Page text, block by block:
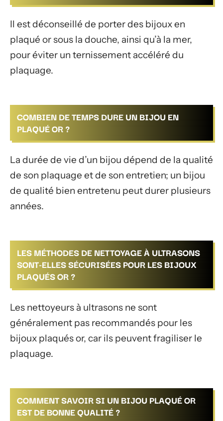
Il est déconseillé de porter des bijoux en
plaqué or sous la douche, ainsi qu’à la mer,
pour éviter un ternissement accéléré du
plaquage.
COMBIEN DE TEMPS DURE UN BIJOU EN
PLAQUÉ OR ?
La durée de vie d’un bijou dépend de la qualité
de son plaquage et de son entretien; un bijou
de qualité bien entretenu peut durer plusieurs
années.
LES MÉTHODES DE NETTOYAGE À ULTRASONS
SONT-ELLES SÉCURISÉES POUR LES BIJOUX
PLAQUÉS OR ?
Les nettoyeurs à ultrasons ne sont
généralement pas recommandés pour les
bijoux plaqués or, car ils peuvent fragiliser le
plaquage.
COMMENT SAVOIR SI UN BIJOU PLAQUÉ OR
EST DE BONNE QUALITÉ ?